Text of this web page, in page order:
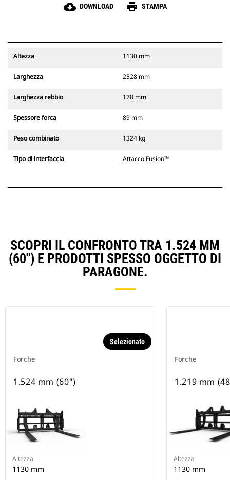
cloud_download DOWNLOAD print STAMPA
Altezza 1130 mm
Larghezza 2528 mm
Larghezza rebbio 178 mm
Spessore forca 89 mm
Peso combinato 1324 kg
Tipo di interfaccia Attacco Fusion™
SCOPRI IL CONFRONTO TRA 1.524 MM
(60") E PRODOTTI SPESSO OGGETTO DI
PARAGONE.
Forche
Selezionato
1.524 mm (60")
Altezza
1130 mm
Forche
1.219 mm
Altezza
1130 mm